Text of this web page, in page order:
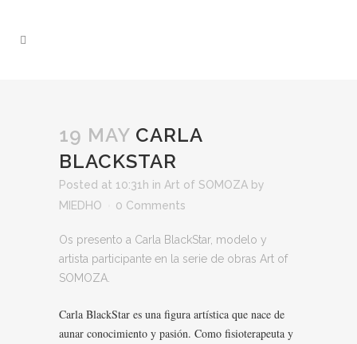
19 MAY CARLA
BLACKSTAR
Posted at 10:31h in Art of SOMOZA by
MIEDHO
0 Comments
Os presento a Carla BlackStar, modelo y
artista participante en la serie de obras Art of
SOMOZA.
Carla BlackStar es una figura artística que nace de
aunar conocimiento y pasión. Como fisioterapeuta y